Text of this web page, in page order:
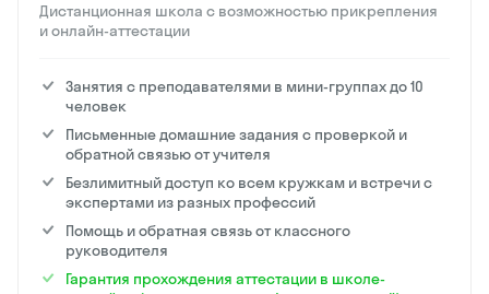
Дистанционная школа с возможностью прикрепления
и онлайн-аттестации
Занятия с преподавателями в мини-группах до 10
человек
Письменные домашние задания с проверкой и
обратной связью от учителя
Безлимитный доступ ко всем кружкам и встречи с
экспертами из разных профессий
Помощь и обратная связь от классного
руководителя
Гарантия прохождения аттестации в школе-